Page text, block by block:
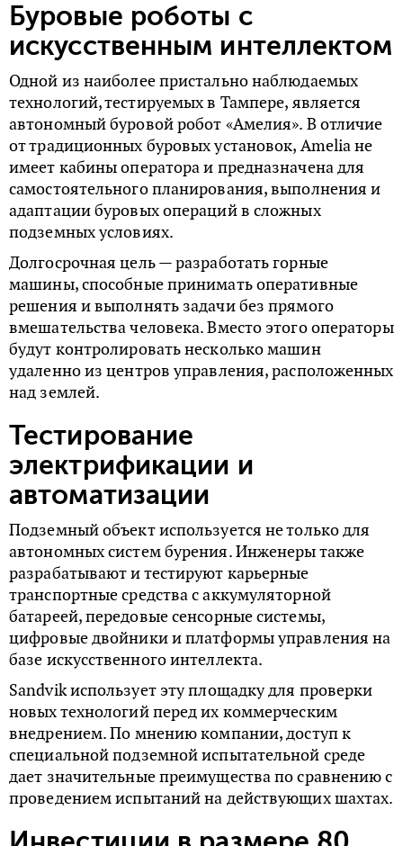
Буровые роботы с
искусственным интеллектом
Одной из наиболее пристально наблюдаемых
технологий, тестируемых в Тампере, является
автономный буровой робот «Амелия». В отличие
от традиционных буровых установок, Amelia не
имеет кабины оператора и предназначена для
самостоятельного планирования, выполнения и
адаптации буровых операций в сложных
подземных условиях.
Долгосрочная цель — разработать горные
машины, способные принимать оперативные
решения и выполнять задачи без прямого
вмешательства человека. Вместо этого операторы
будут контролировать несколько машин
удаленно из центров управления, расположенных
над землей.
Тестирование
электрификации и
автоматизации
Подземный объект используется не только для
автономных систем бурения. Инженеры также
разрабатывают и тестируют карьерные
транспортные средства с аккумуляторной
батареей, передовые сенсорные системы,
цифровые двойники и платформы управления на
базе искусственного интеллекта.
Sandvik использует эту площадку для проверки
новых технологий перед их коммерческим
внедрением. По мнению компании, доступ к
специальной подземной испытательной среде
дает значительные преимущества по сравнению с
проведением испытаний на действующих шахтах.